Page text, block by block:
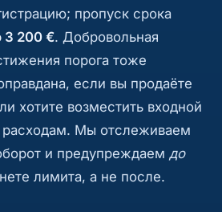
пропуск срока
3 200 €. Добровольная
порога тоже
если вы продаёте
хотите возместить входной
Мы отслеживаем
и предупреждаем до
лимита, а не после.